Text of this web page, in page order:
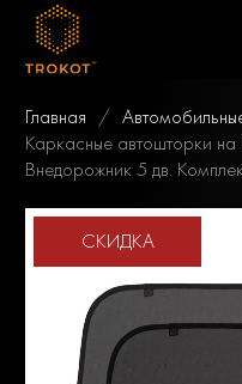
Главная
Каркасные автошторки
Внедорожник 5 дв.
СКИДКА